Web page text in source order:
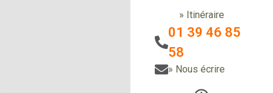
» Itinéraire
01 39 46 85
58
» Nous écrire